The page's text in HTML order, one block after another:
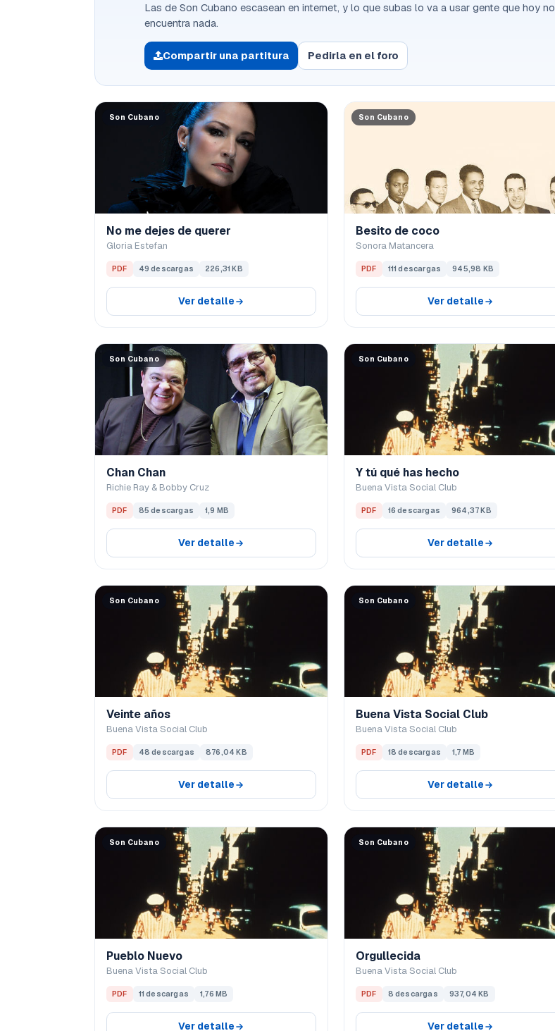
Las de Son Cubano escasean en internet, y lo que subas lo va a usar gente que hoy no
encuentra nada.
Compartir una partitura Pedirla en el foro
Son Cubano
No me dejes de querer
Gloria Estefan
PDF 49 descargas 226,31 KB
Ver detalle
Son Cubano
Besito de coco
Sonora Matancera
PDF 111 descargas 945,98 KB
Ver detalle
Son Cubano
Chan Chan
Richie Ray & Bobby Cruz
PDF 85 descargas 1,9 MB
Ver detalle
Son Cubano
Y tú qué has hecho
Buena Vista Social Club
PDF 16 descargas 964,37 KB
Ver detalle
Son Cubano
Veinte años
Buena Vista Social Club
PDF 48 descargas 876,04 KB
Ver detalle
Son Cubano
Buena Vista Social Club
Buena Vista Social Club
PDF 18 descargas 1,7 MB
Ver detalle
Son Cubano
Pueblo Nuevo
Buena Vista Social Club
PDF 11 descargas 1,76 MB
Ver detalle
Son Cubano
Orgullecida
Buena Vista Social Club
PDF 8 descargas 937,04 KB
Ver detalle